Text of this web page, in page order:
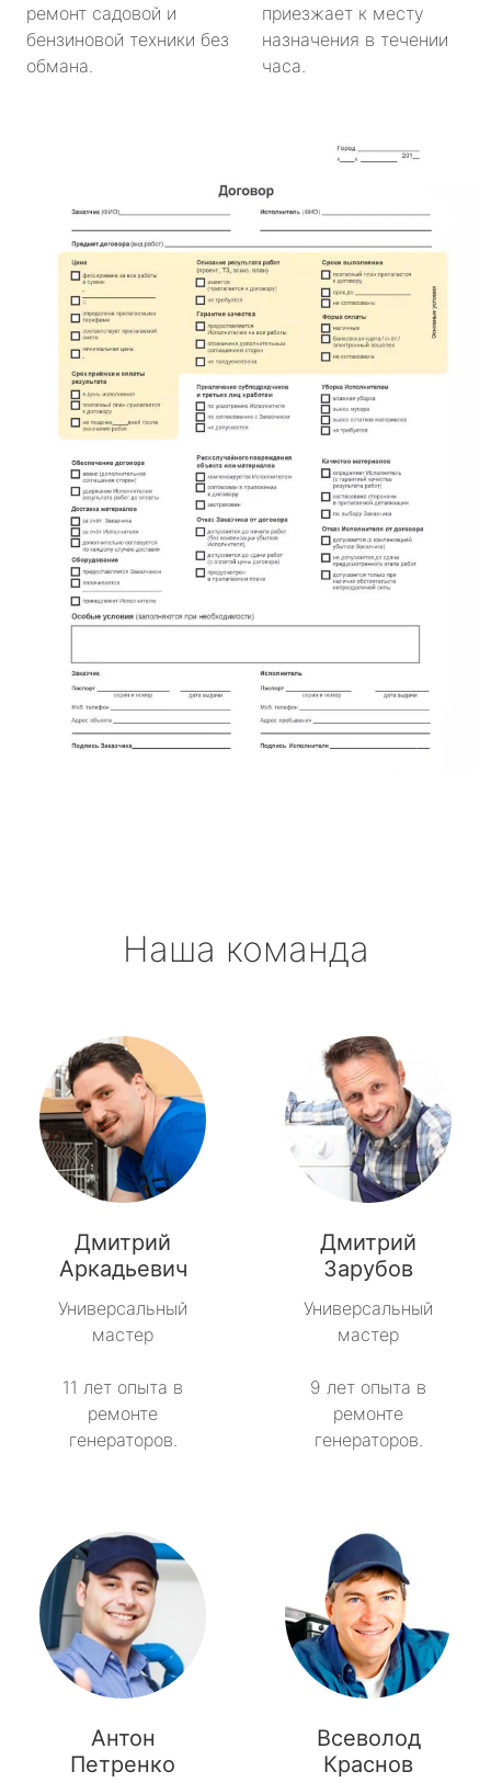
ремонт садовой и
бензиновой техники без
обмана.
приезжает к месту
назначения в течении
часа.
Наша команда
Дмитрий
Аркадьевич
Универсальный
мастер
11 лет опыта в
ремонте
генераторов.
Дмитрий
Зарубов
Универсальный
мастер
9 лет опыта в
ремонте
генераторов.
Антон
Петренко
Всеволод
Краснов